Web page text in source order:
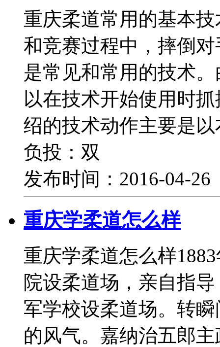
重庆柔道常用的基本
和竞赛过程中，摔倒
是常见和常用的技术
以在技术开始使用时
绍的技术动作主要是
负投：双
发布时间：2016-04-
重庆学柔道怎么样
重庆学柔道怎么样
院设柔道场，亲自指
军学校设柔道场。转
的风气。嘉纳治五郎